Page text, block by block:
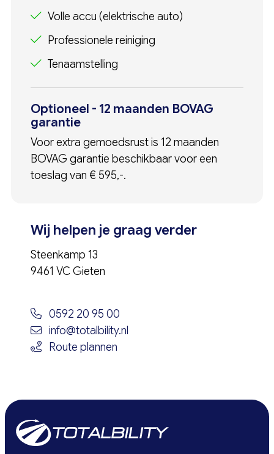
Volle accu (elektrische auto)
Professionele reiniging
Tenaamstelling
Optioneel - 12 maanden BOVAG
garantie
Voor extra gemoedsrust is 12 maanden
BOVAG garantie beschikbaar voor een
toeslag van € 595,-.
Wij helpen je graag verder
Steenkamp 13
9461 VC Gieten
0592 20 95 00
info@totalbility.nl
Route plannen